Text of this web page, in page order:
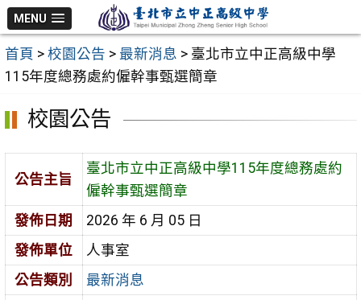
跳
至
主
要
MENU
首頁 > 校園公告 > 最新消息 > 臺北市立中正高級中學
115年度總務處約僱幹事甄選簡章
校園公告
公告主旨
臺北市立中正高級中學115年度總務處約
僱幹事甄選簡章
發佈日期
2026 年 6 月 05 日
發佈單位
人事室
公告類別
最新消息